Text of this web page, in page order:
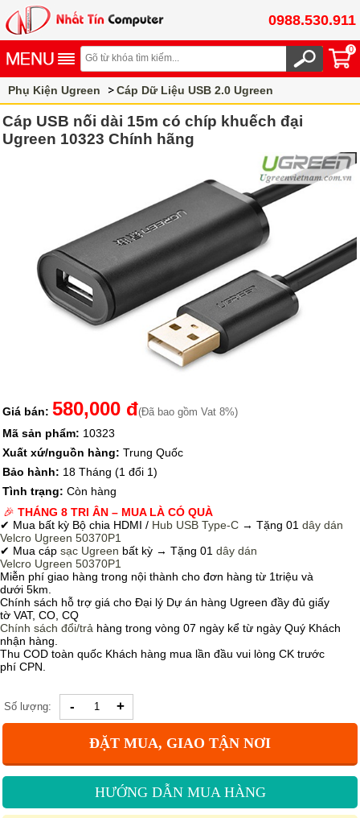
0988.530.911
0
Phụ Kiện Ugreen Cáp Dữ Liệu USB 2.0 Ugreen
Cáp USB nối dài 15m có chíp khuếch đại
Ugreen 10323 Chính hãng
Giá bán: 580,000 đ(Đã bao gồm Vat 8%)
Mã sản phẩm: 10323
Xuất xứ/nguồn hàng: Trung Quốc
Bảo hành: 18 Tháng (1 đổi 1)
Tình trạng: Còn hàng
🎉 THÁNG 8 TRI ÂN – MUA LÀ CÓ QUÀ
✔ Mua bất kỳ Bộ chia HDMI / Hub USB Type-C → Tặng 01 dây dán
Velcro Ugreen 50370P1
✔ Mua cáp sạc Ugreen bất kỳ → Tặng 01 dây dán
Velcro Ugreen 50370P1
Miễn phí giao hàng trong nội thành cho đơn hàng từ 1triệu và
dưới 5km.
Chính sách hỗ trợ giá cho Đại lý Dự án hàng Ugreen đầy đủ giấy
tờ VAT, CO, CQ
Chính sách đổi/trả hàng trong vòng 07 ngày kể từ ngày Quý Khách
nhận hàng.
Thu COD toàn quốc Khách hàng mua lần đầu vui lòng CK trước
phí CPN.
Số lượng: - +
ĐẶT MUA, GIAO TẬN NƠI
HƯỚNG DẪN MUA HÀNG